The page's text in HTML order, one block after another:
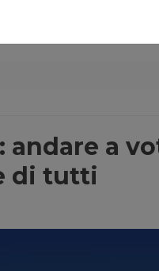
andare a
di tutti